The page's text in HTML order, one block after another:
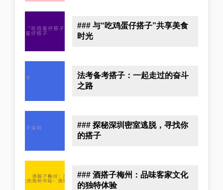
### 与“吃鸡蛋仔搭子”共享美食
时光
法考备考搭子：一起走过的奋斗
之路
### 探秘深圳密室逃脱，寻找你
的搭子
### 酒搭子梅州：品味客家文化
的独特体验